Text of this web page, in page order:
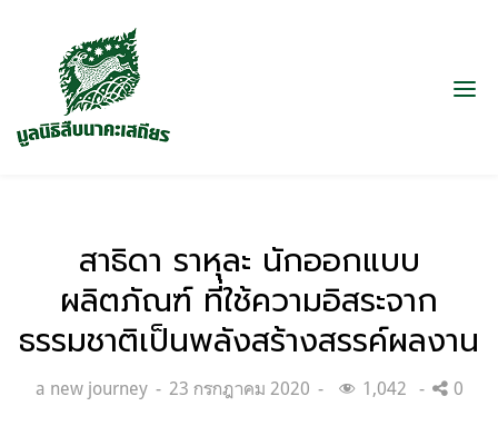
สาธิดา ราหุละ นักออกแบบ
ผลิตภัณฑ์ ที่ใช้ความอิสระจาก
ธรรมชาติเป็นพลังสร้างสรรค์ผลงาน
Categories:
a new journey
Posted
23 กรกฎาคม 2020 1,042 0